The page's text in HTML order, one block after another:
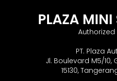
PLAZA MINI
Authorized
PT. Plaza
Jl. Boulevard M5/10,
15130,